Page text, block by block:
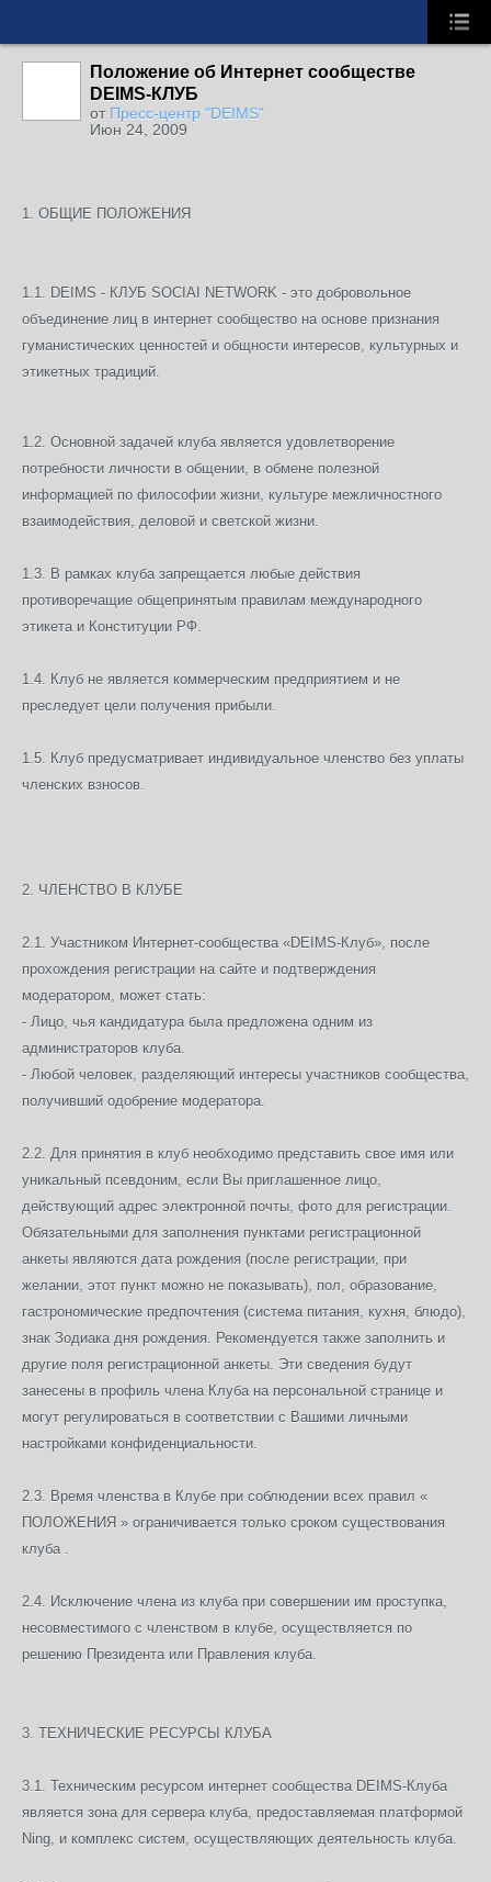
Положение об Интернет сообществе
DEIMS-КЛУБ
от Пресс-центр "DEIMS"
Июн 24, 2009
1. ОБЩИЕ ПОЛОЖЕНИЯ
1.1. DEIMS - КЛУБ SOCIAI NETWORK - это добровольное
объединение лиц в интернет сообщество на основе признания
гуманистических ценностей и общности интересов, культурных и
этикетных традиций.
1.2. Основной задачей клуба является удовлетворение
потребности личности в общении, в обмене полезной
информацией по философии жизни, культуре межличностного
взаимодействия, деловой и светской жизни.
1.3. В рамках клуба запрещается любые действия
противоречащие общепринятым правилам международного
этикета и Конституции РФ.
1.4. Клуб не является коммерческим предприятием и не
преследует цели получения прибыли.
1.5. Клуб предусматривает индивидуальное членство без уплаты
членских взносов.
2. ЧЛЕНСТВО В КЛУБЕ
2.1. Участником Интернет-сообщества «DEIMS-Клуб», после
прохождения регистрации на сайте и подтверждения
модератором, может стать:
- Лицо, чья кандидатура была предложена одним из
администраторов клуба.
- Любой человек, разделяющий интересы участников сообщества,
получивший одобрение модератора.
2.2. Для принятия в клуб необходимо представить свое имя или
уникальный псевдоним, если Вы приглашенное лицо,
действующий адрес электронной почты, фото для регистрации.
Обязательными для заполнения пунктами регистрационной
анкеты являются дата рождения (после регистрации, при
желании, этот пункт можно не показывать), пол, образование,
гастрономические предпочтения (система питания, кухня, блюдо),
знак Зодиака дня рождения. Рекомендуется также заполнить и
другие поля регистрационной анкеты. Эти сведения будут
занесены в профиль члена Клуба на персональной странице и
могут регулироваться в соответствии с Вашими личными
настройками конфиденциальности.
2.3. Время членства в Клубе при соблюдении всех правил «
ПОЛОЖЕНИЯ » ограничивается только сроком существования
клуба .
2.4. Исключение члена из клуба при совершении им проступка,
несовместимого с членством в клубе, осуществляется по
решению Президента или Правления клуба.
3. ТЕХНИЧЕСКИЕ РЕСУРСЫ КЛУБА
3.1. Техническим ресурсом интернет сообщества DEIMS-Клуба
является зона для сервера клуба, предоставляемая платформой
Ning, и комплекс систем, осуществляющих деятельность клуба.